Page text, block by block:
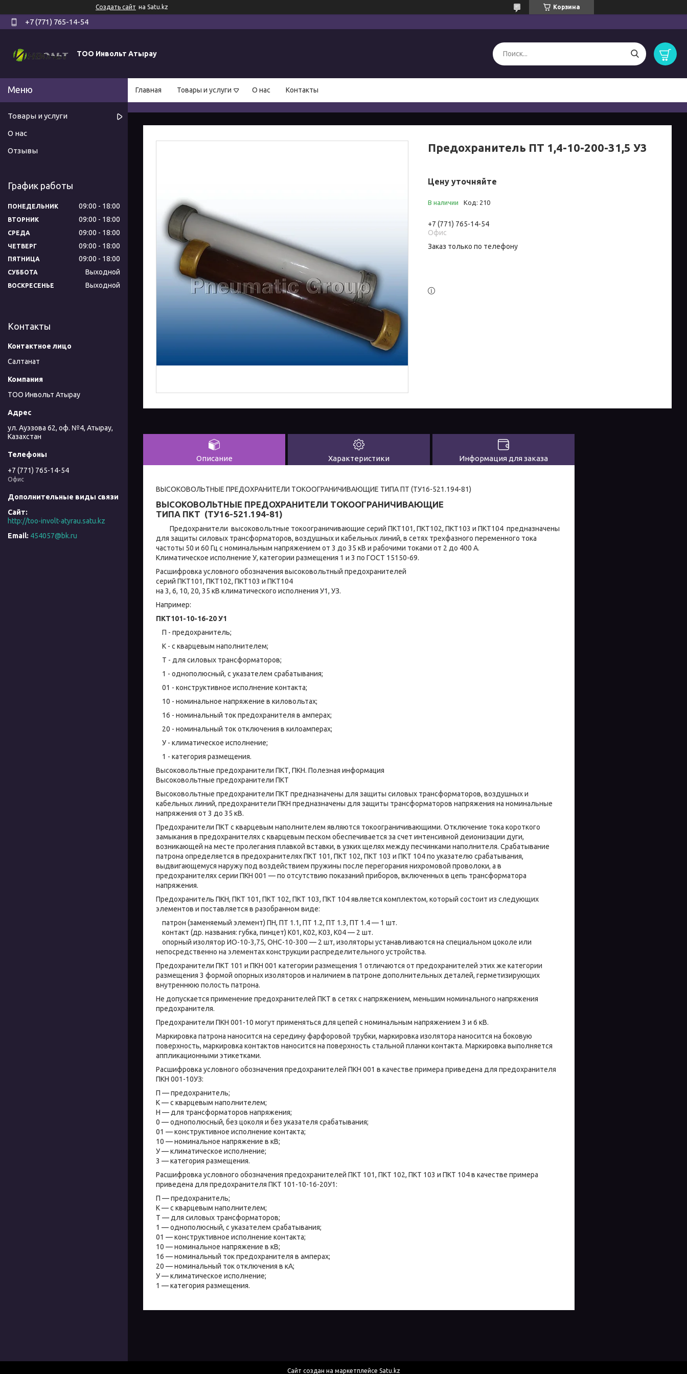
Создать сайт на Satu.kz Корзина
+7 (771) 765-14-54
ТОО Инвольт Атырау
Главная Товары и услуги О нас Контакты
Предохранитель ПТ 1,4-10-200-31,5 У3
Цену уточняйте
В наличии Код: 210
+7 (771) 765-14-54
Офис
Заказ только по телефону
Описание Характеристики Информация для заказа
ВЫСОКОВОЛЬТНЫЕ ПРЕДОХРАНИТЕЛИ ТОКООГРАНИЧИВАЮЩИЕ ТИПА ПТ (ТУ16-521.194-81)
ВЫСОКОВОЛЬТНЫЕ ПРЕДОХРАНИТЕЛИ ТОКООГРАНИЧИВАЮЩИЕ
ТИПА ПКТ (ТУ16-521.194-81)
Предохранители высоковольтные токоограничивающие серий ПКТ101, ПКТ102, ПКТ103 и ПКТ104 предназначены
для защиты силовых трансформаторов, воздушных и кабельных линий, в сетях трехфазного переменного тока
частоты 50 и 60 Гц с номинальным напряжением от 3 до 35 кВ и рабочими токами от 2 до 400 А.
Климатическое исполнение У, категории размещения 1 и 3 по ГОСТ 15150-69.
Расшифровка условного обозначения высоковольтный предохранителей
серий ПКТ101, ПКТ102, ПКТ103 и ПКТ104
на 3, 6, 10, 20, 35 кВ климатического исполнения У1, УЗ.
Например:
ПКТ101-10-16-20 У1
П - предохранитель;
К - с кварцевым наполнителем;
Т - для силовых трансформаторов;
1 - однополюсный, с указателем срабатывания;
01 - конструктивное исполнение контакта;
10 - номинальное напряжение в киловольтах;
16 - номинальный ток предохранителя в амперах;
20 - номинальный ток отключения в килоамперах;
У - климатическое исполнение;
1 - категория размещения.
Высоковольтные предохранители ПКТ, ПКН. Полезная информация
Высоковольтные предохранители ПКТ
Высоковольтные предохранители ПКТ предназначены для защиты силовых трансформаторов, воздушных и
кабельных линий, предохранители ПКН предназначены для защиты трансформаторов напряжения на номинальные
напряжения от 3 до 35 кВ.
Предохранители ПКТ с кварцевым наполнителем являются токоограничивающими. Отключение тока короткого
замыкания в предохранителях с кварцевым песком обеспечивается за счет интенсивной деионизации дуги,
возникающей на месте пролегания плавкой вставки, в узких щелях между песчинками наполнителя. Срабатывание
патрона определяется в предохранителях ПКТ 101, ПКТ 102, ПКТ 103 и ПКТ 104 по указателю срабатывания,
выдвигающемуся наружу под воздействием пружины после перегорания нихромовой проволоки, а в
предохранителях серии ПКН 001 — по отсутствию показаний приборов, включенных в цепь трансформатора
напряжения.
Предохранитель ПКН, ПКТ 101, ПКТ 102, ПКТ 103, ПКТ 104 является комплектом, который состоит из следующих
элементов и поставляется в разобранном виде:
патрон (заменяемый элемент) ПН, ПТ 1.1, ПТ 1.2, ПТ 1.3, ПТ 1.4 — 1 шт.
контакт (др. названия: губка, пинцет) К01, К02, К03, К04 — 2 шт.
опорный изолятор ИО-10-3,75, ОНС-10-300 — 2 шт, изоляторы устанавливаются на специальном цоколе или
непосредственно на элементах конструкции распределительного устройства.
Предохранители ПКТ 101 и ПКН 001 категории размещения 1 отличаются от предохранителей этих же категории
размещения 3 формой опорных изоляторов и наличием в патроне дополнительных деталей, герметизирующих
внутреннюю полость патрона.
Не допускается применение предохранителей ПКТ в сетях с напряжением, меньшим номинального напряжения
предохранителя.
Предохранители ПКН 001-10 могут применяться для цепей с номинальным напряжением 3 и 6 кВ.
Маркировка патрона наносится на середину фарфоровой трубки, маркировка изолятора наносится на боковую
поверхность, маркировка контактов наносится на поверхность стальной планки контакта. Маркировка выполняется
аппликационными этикетками.
Расшифровка условного обозначения предохранителей ПКН 001 в качестве примера приведена для предохранителя
ПКН 001-10УЗ:
П — предохранитель;
К — с кварцевым наполнителем;
Н — для трансформаторов напряжения;
0 — однополюсный, без цоколя и без указателя срабатывания;
01 — конструктивное исполнение контакта;
10 — номинальное напряжение в кВ;
У — климатическое исполнение;
3 — категория размещения.
Расшифровка условного обозначения предохранителей ПКТ 101, ПКТ 102, ПКТ 103 и ПКТ 104 в качестве примера
приведена для предохранителя ПКТ 101-10-16-20У1:
П — предохранитель;
К — с кварцевым наполнителем;
Т — для силовых трансформаторов;
1 — однополюсный, с указателем срабатывания;
01 — конструктивное исполнение контакта;
10 — номинальное напряжение в кВ;
16 — номинальный ток предохранителя в амперах;
20 — номинальный ток отключения в кА;
У — климатическое исполнение;
1 — категория размещения.
Товары и услуги
О нас
Отзывы
График работы
ПОНЕДЕЛЬНИК 09:00 18:00
ВТОРНИК 09:00 18:00
СРЕДА 09:00 18:00
ЧЕТВЕРГ 09:00 18:00
ПЯТНИЦА 09:00 18:00
СУББОТА Выходной
ВОСКРЕСЕНЬЕ Выходной
Контакты
Салтанат
ТОО Инвольт Атырау
ул. Ауэзова 62, оф. №4, Атырау,
Казахстан
+7 (771) 765-14-54
Офис
http://too-involt-atyrau.satu.kz
454057@bk.ru
Сайт создан на маркетплейсе Satu.kz